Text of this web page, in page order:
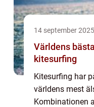
14 september 2025
Världens
kitesurfing
Kitesurfing har
världens mest
Kombinationen